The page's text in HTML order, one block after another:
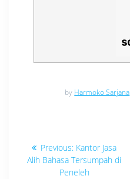
by Harmoko Sarjana
Navigasi
pos
Previous: Previous
post:
Kantor Jasa
Alih Bahasa Tersumpah di
Peneleh